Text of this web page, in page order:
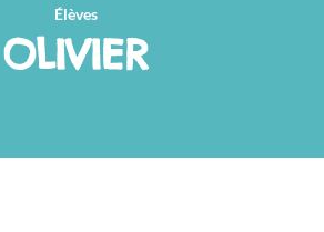
Élèves
OLIVIER